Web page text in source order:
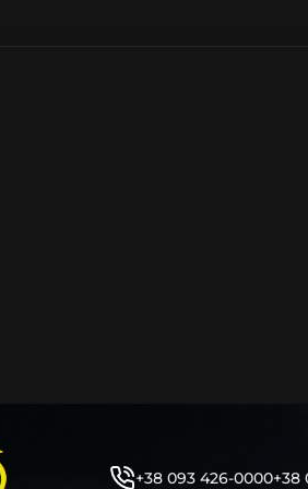
автосервіси та автодилери.
тільки те, що потребує
+38 093 426-0000+38